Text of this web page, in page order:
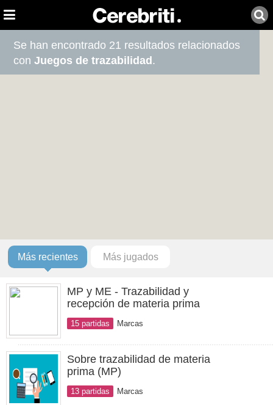
Se han encontrado 21 resultados relacionados
conJuegos de trazabilidad .
Más recientes Más jugados
MP y ME - Trazabilidad y
recepción de materia prima
15 partidas Marcas
Sobre trazabilidad de materia
prima (MP)
13 partidas Marcas